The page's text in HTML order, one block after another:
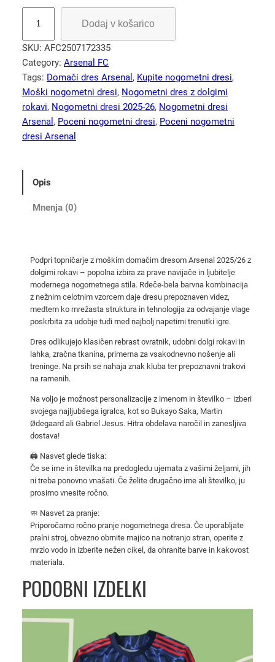
š
k
i
n
o
g
o
2
/
Dodaj v košarico
SKU: AFC2507172335
Category: Arsenal FC
Tags: Domači dres Arsenal , Kupite nogometni dresi
Moški nogometni dresi, Nogometni dres z dolgimi
rokavi, Nogometni dresi 2025-26, Nogometni dresi
Arsenal , Poceni nogometni dresi, Poceni nogometni
dresi Arsenal
Opis
Mnenja (0)
Podpri topničarje z moškim domačim dresom Arsenal 2025/26 z
dolgimi rokavi – popolna izbira za prave navijače in ljubitelje
modernega nogometnega stila. Rdeče-bela barvna kombinacija
z nežnim celotnim vzorcem daje dresu prepoznaven videz,
medtem ko mrežasta struktura in tehnologija za odvajanje vlage
poskrbita za udobje tudi med najbolj napetimi trenutki igre.
Dres odlikujejo klasičen rebrast ovratnik, udobni dolgi rokavi in
lahka, zračna tkanina, primerna za vsakodnevno nošenje ali
treninge. Na prsih se nahaja znak kluba ter prepoznavni trakovi
na ramenih.
Na voljo je možnost personalizacije z imenom in številko – izberi
svojega najljubšega igralca, kot so Bukayo Saka, Martin
Ødegaard ali Gabriel Jesus. Hitra obdelava naročil in zanesljiva
dostava!
🖨️ Nasvet glede tiska:
Če se ime in številka na predogledu ujemata z vašimi željami, jih
ni treba ponovno vnašati. Če želite drugačno ime ali številko, ju
prosimo vnesite ročno.
🧼 Nasvet za pranje:
Priporočamo ročno pranje nogometnega dresa. Če uporabljate
pralni stroj, obvezno obrnite majico na notranjo stran, operite z
mrzlo vodo in izberite nežen cikel, da ohranite barve in kakovost
materiala.
PODOBNI IZDELKI